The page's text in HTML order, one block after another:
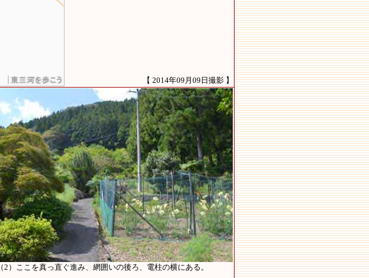
【 2014年09月09日撮影 】
（2）ここを真っ直ぐ進み、網囲いの後ろ、電柱の横にある。